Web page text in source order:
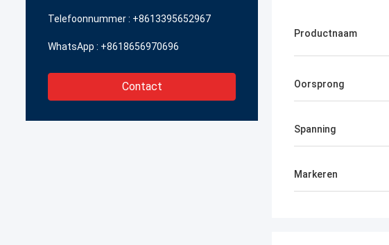
Telefoonnummer : +8613395652967
WhatsApp : +8618656970696
Contact
Productnaam
Oorsprong
Spanning
Markeren